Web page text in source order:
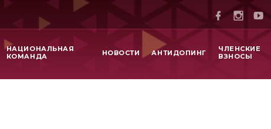
НАЦИОНАЛЬНАЯ
КОМАНДА
НОВОСТИ АНТИДОПИНГ
ЧЛЕНСКИЕ
ВЗНОСЫ